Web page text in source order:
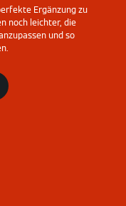
Ergänzung zu
noch leichter, die
und so